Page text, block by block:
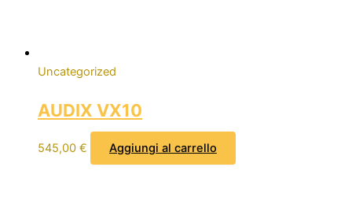
Uncategorized
AUDIX VX10
545,00 € Aggiungi al carrello